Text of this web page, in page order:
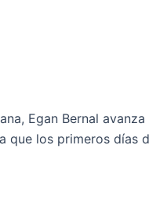
Egan Bernal
que los primeros días